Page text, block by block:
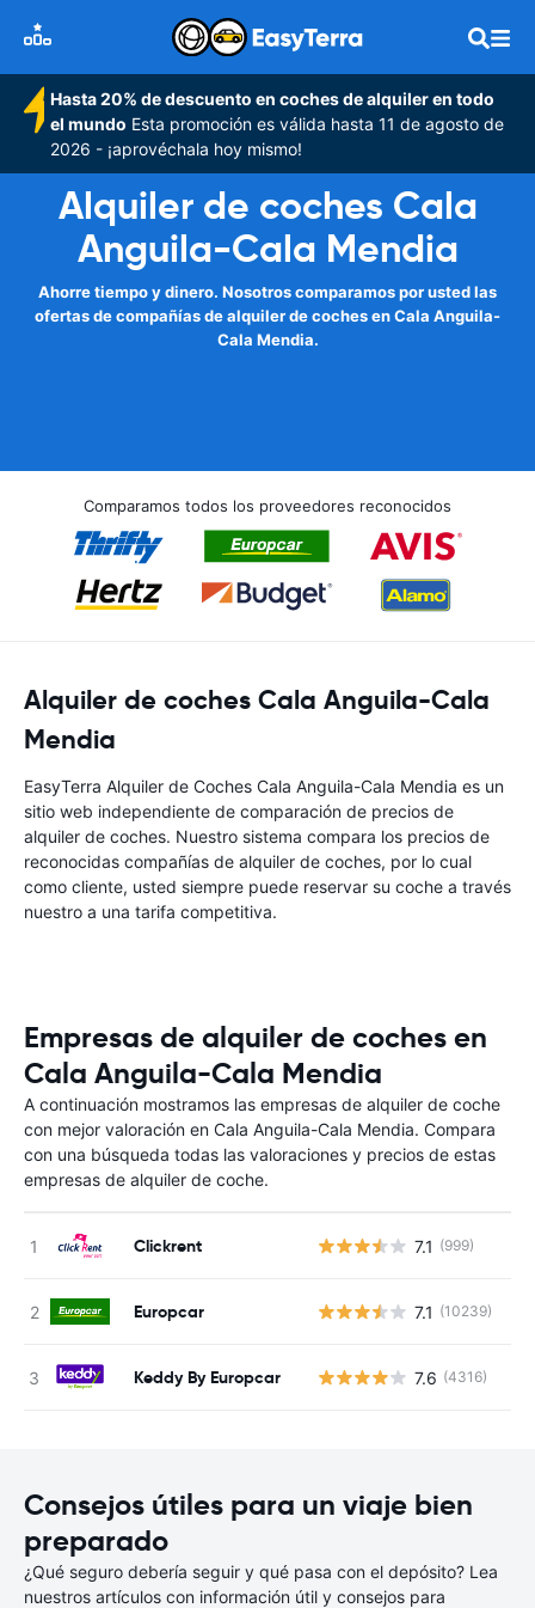
Hasta 20% de descuento en coches de alquiler en todo
el mundo Esta promoción es válida hasta 11 de agosto de
2026 - ¡aprovéchala hoy mismo!
Alquiler de coches Cala
Anguila-Cala Mendia
Ahorre tiempo y dinero. Nosotros comparamos por usted las
ofertas de compañías de alquiler de coches en Cala Anguila-
Cala Mendia.
Comparamos todos los proveedores reconocidos
Alquiler de coches Cala Anguila-Cala
Mendia
EasyTerra Alquiler de Coches Cala Anguila-Cala Mendia es un
sitio web independiente de comparación de precios de
alquiler de coches. Nuestro sistema compara los precios de
reconocidas compañías de alquiler de coches, por lo cual
como cliente, usted siempre puede reservar su coche a través
nuestro a una tarifa competitiva.
Empresas de alquiler de coches en
Cala Anguila-Cala Mendia
A continuación mostramos las empresas de alquiler de coche
con mejor valoración en Cala Anguila-Cala Mendia. Compara
con una búsqueda todas las valoraciones y precios de estas
empresas de alquiler de coche.
Clickrent 7.1 (999)
Europcar 7.1 (10239)
Keddy By Europcar 7.6 (4316)
Consejos útiles para un viaje bien
preparado
¿Qué seguro debería seguir y qué pasa con el depósito? Lea
nuestros artículos con información útil y consejos para